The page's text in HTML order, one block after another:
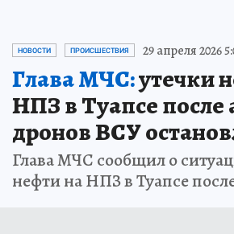
НОВОСТИ ПРОИСШЕСТВИЯ 29 апреля 2026
Глава МЧС:утечки
НПЗ в Туапсе после
дронов ВСУ
Глава МЧС сообщил о
нефти на НПЗ в Туапсе